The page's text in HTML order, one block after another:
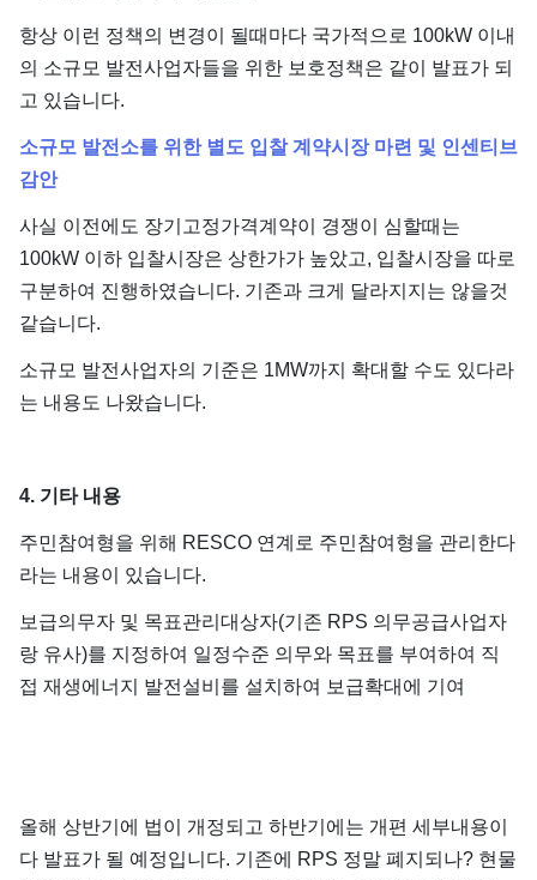
항상 이런 정책의 변경이 될때마다 국가적으로 100kW 이내
의 소규모 발전사업자들을 위한 보호정책은 같이 발표가 되
고 있습니다.
소규모 발전소를 위한 별도 입찰 계약시장 마련 및 인센티브
감안
사실 이전에도 장기고정가격계약이 경쟁이 심할때는
100kW 이하 입찰시장은 상한가가 높았고, 입찰시장을 따로
구분하여 진행하였습니다. 기존과 크게 달라지지는 않을것
같습니다.
소규모 발전사업자의 기준은 1MW까지 확대할 수도 있다라
는 내용도 나왔습니다.
4. 기타 내용
주민참여형을 위해 RESCO 연계로 주민참여형을 관리한다
라는 내용이 있습니다.
보급의무자 및 목표관리대상자(기존 RPS 의무공급사업자
랑 유사)를 지정하여 일정수준 의무와 목표를 부여하여 직
접 재생에너지 발전설비를 설치하여 보급확대에 기여
올해 상반기에 법이 개정되고 하반기에는 개편 세부내용이
다 발표가 될 예정입니다. 기존에 RPS 정말 폐지되나? 현물